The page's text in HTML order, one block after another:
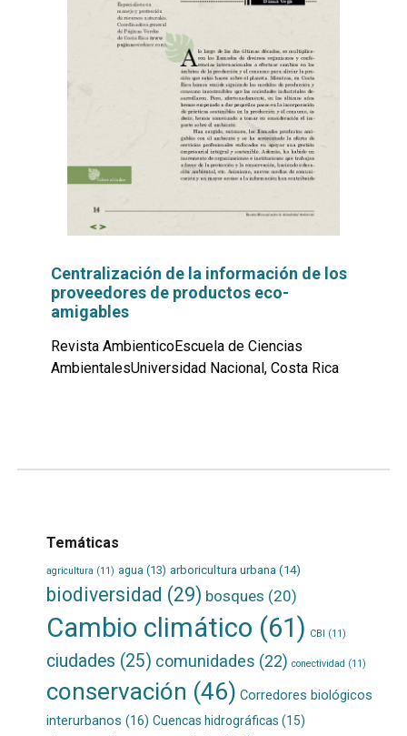
Centralización de la información de los
proveedores de productos eco-
amigables
Revista AmbienticoEscuela de Ciencias
AmbientalesUniversidad Nacional, Costa Rica
Temáticas
agricultura (11) agua (13) arboricultura urbana(14)
biodiversidad (29) bosques (20)
Cambio climático (61) CBI (11)
ciudades (25) comunidades (22) conectividad (11)
conservación (46) Corredores biológicos
interurbanos (16) Cuencas hidrográficas (15)